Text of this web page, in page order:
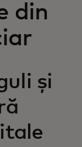
din
și